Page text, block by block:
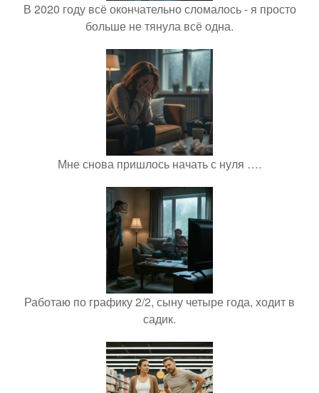
В 2020 году всё окончательно сломалось - я просто
больше не тянула всё одна.
Мне снова пришлось начать с нуля ….
Работаю по графику 2/2, сыну четыре года, ходит в
садик.